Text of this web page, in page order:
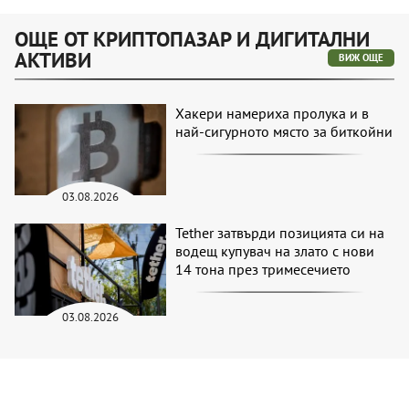
ОЩЕ ОТ КРИПТОПАЗАР И ДИГИТАЛНИ
АКТИВИ ВИЖ ОЩЕ
03.08.2026
Хакери намериха пролука и в
най-сигурното място за биткойни
03.08.2026
Tether затвърди позицията си на
водещ купувач на злато с нови
14 тона през тримесечието